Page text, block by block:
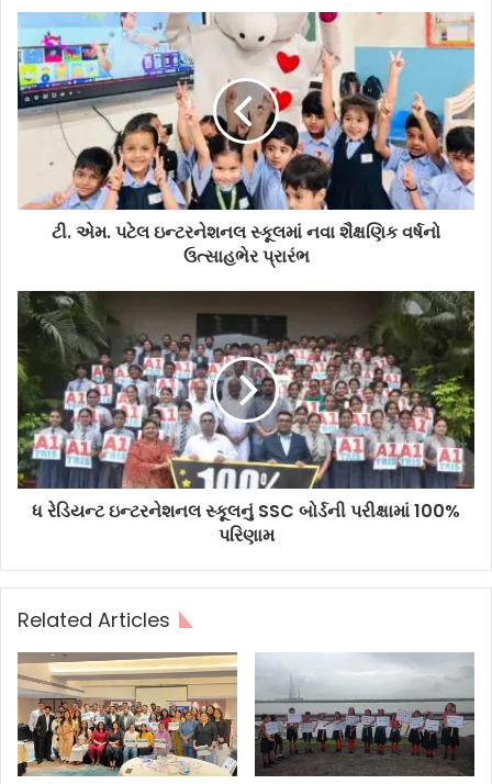
ટી. એમ. પટેલ ઇન્ટરનેશનલ સ્કૂલમાં નવા શૈક્ષણિક વર્ષનો
ઉત્સાહભેર પ્રારંભ
ધ રેડિયન્ટ ઇન્ટરનેશનલ સ્કૂલનું SSC બોર્ડની પરીક્ષામાં 100%
પરિણામ
Related Articles